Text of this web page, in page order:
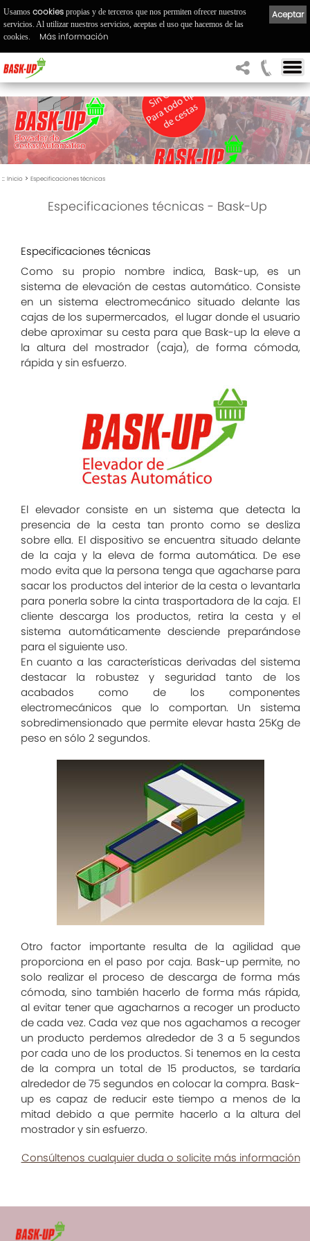
:: Inicio > Especificaciones técnicas
Especificaciones técnicas - Bask-Up
Especificaciones técnicas
Como su propio nombre indica, Bask-up, es un
sistema de elevación de cestas automático. Consiste
en un sistema electromecánico situado delante las
cajas de los supermercados, el lugar donde el usuario
debe aproximar su cesta para que Bask-up la eleve a
la altura del mostrador (caja), de forma cómoda,
rápida y sin esfuerzo.
El elevador consiste en un sistema que detecta la
presencia de la cesta tan pronto como se desliza
sobre ella. El dispositivo se encuentra situado delante
de la caja y la eleva de forma automática. De ese
modo evita que la persona tenga que agacharse para
sacar los productos del interior de la cesta o levantarla
para ponerla sobre la cinta trasportadora de la caja. El
cliente descarga los productos, retira la cesta y el
sistema automáticamente desciende preparándose
para el siguiente uso.
En cuanto a las características derivadas del sistema
destacar la robustez y seguridad tanto de los
acabados como de los componentes
electromecánicos que lo comportan. Un sistema
sobredimensionado que permite elevar hasta 25Kg de
peso en sólo 2 segundos.
Otro factor importante resulta de la agilidad que
proporciona en el paso por caja. Bask-up permite, no
solo realizar el proceso de descarga de forma más
cómoda, sino también hacerlo de forma más rápida,
al evitar tener que agacharnos a recoger un producto
de cada vez. Cada vez que nos agachamos a recoger
un producto perdemos alrededor de 3 a 5 segundos
por cada uno de los productos. Si tenemos en la cesta
de la compra un total de 15 productos, se tardaría
alrededor de 75 segundos en colocar la compra. Bask-
up es capaz de reducir este tiempo a menos de la
mitad debido a que permite hacerlo a la altura del
mostrador y sin esfuerzo.
Consúltenos cualquier duda o solicite más información
Aceptar
Usamos cookies propias y de terceros que nos permiten ofrecer nuestros
servicios. Al utilizar nuestros servicios, aceptas el uso que hacemos de las
cookies.
Más información